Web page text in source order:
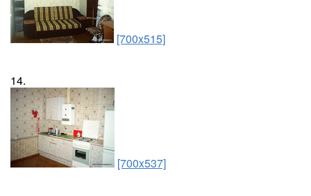
[700x515]
14.
[700x537]